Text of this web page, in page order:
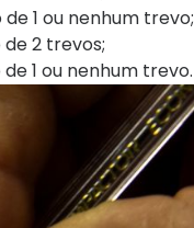
1 ou nenhum trevo;
2 trevos;
1 ou nenhum trevo.